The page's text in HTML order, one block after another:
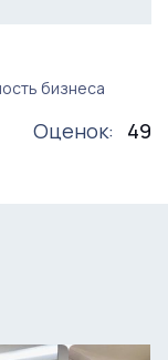
бизнеса
Оценок: 49